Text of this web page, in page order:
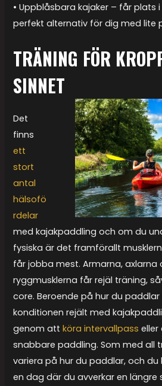
• Uppblåsbara kajaker – får plats
perfekt alternativ för dig med lite
TRÄNING FÖR
SINNET
Det
finns
ett
stort
antal
hälsofö
rdelar
med kajakpaddling och om du
fysiska är det framförallt
får jobba mest. Armarna, axlarna
ryggmusklerna får rejäl träning,
core. Beroende på hur du
konditionen rejält med
genom attköra intervallpass
snabbare paddling. Som med all
variera på hur du paddlar, och du
en dag där du avverkar en längre